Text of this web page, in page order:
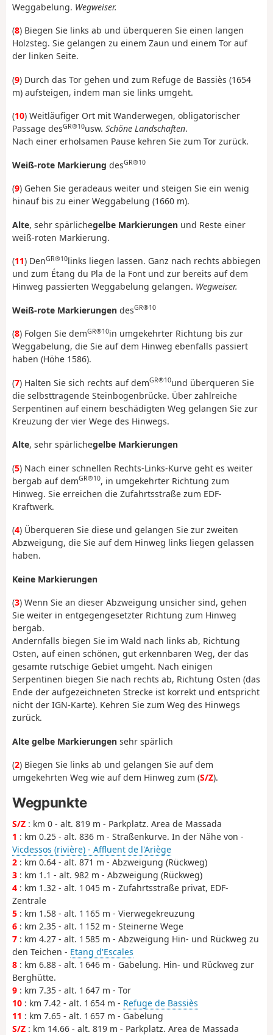
Weggabelung. Wegweiser.
(8) Biegen Sie links ab und überqueren Sie einen langen
Holzsteg. Sie gelangen zu einem Zaun und einem Tor auf
der linken Seite.
(9) Durch das Tor gehen und zum Refuge de Bassiès (1654
m) aufsteigen, indem man sie links umgeht.
(10) Weitläufiger Ort mit Wanderwegen, obligatorischer
Passage desGR®10usw. Schöne Landschaften.
Nach einer erholsamen Pause kehren Sie zum Tor zurück.
Weiß-rote Markierung desGR®10
(9) Gehen Sie geradeaus weiter und steigen Sie ein wenig
hinauf bis zu einer Weggabelung (1660 m).
Alte, sehr spärlichegelbe Markierungen und Reste einer
weiß-roten Markierung.
(11) DenGR®10links liegen lassen. Ganz nach rechts abbiegen
und zum Étang du Pla de la Font und zur bereits auf dem
Hinweg passierten Weggabelung gelangen. Wegweiser.
Weiß-rote Markierungen desGR®10
(8) Folgen Sie demGR®10in umgekehrter Richtung bis zur
Weggabelung, die Sie auf dem Hinweg ebenfalls passiert
haben (Höhe 1586).
(7) Halten Sie sich rechts auf demGR®10und überqueren Sie
die selbsttragende Steinbogenbrücke. Über zahlreiche
Serpentinen auf einem beschädigten Weg gelangen Sie zur
Kreuzung der vier Wege des Hinwegs.
Alte, sehr spärlichegelbe Markierungen
(5) Nach einer schnellen Rechts-Links-Kurve geht es weiter
bergab auf demGR®10, in umgekehrter Richtung zum
Hinweg. Sie erreichen die Zufahrtsstraße zum EDF-
Kraftwerk.
(4) Überqueren Sie diese und gelangen Sie zur zweiten
Abzweigung, die Sie auf dem Hinweg links liegen gelassen
haben.
Keine Markierungen
(3) Wenn Sie an dieser Abzweigung unsicher sind, gehen
Sie weiter in entgegengesetzter Richtung zum Hinweg
bergab.
Andernfalls biegen Sie im Wald nach links ab, Richtung
Osten, auf einen schönen, gut erkennbaren Weg, der das
gesamte rutschige Gebiet umgeht. Nach einigen
Serpentinen biegen Sie nach rechts ab, Richtung Osten (das
Ende der aufgezeichneten Strecke ist korrekt und entspricht
nicht der IGN-Karte). Kehren Sie zum Weg des Hinwegs
zurück.
Alte gelbe Markierungen sehr spärlich
(2) Biegen Sie links ab und gelangen Sie auf dem
umgekehrten Weg wie auf dem Hinweg zum (S/Z).
Wegpunkte
S/Z : km 0 - alt. 819 m - Parkplatz. Area de Massada
1 : km 0.25 - alt. 836 m - Straßenkurve. In der Nähe von -
Vicdessos (rivière) - Affluent de l'Ariège
2 : km 0.64 - alt. 871 m - Abzweigung (Rückweg)
3 : km 1.1 - alt. 982 m - Abzweigung (Rückweg)
4 : km 1.32 - alt. 1 045 m - Zufahrtsstraße privat, EDF-
Zentrale
5 : km 1.58 - alt. 1 165 m - Vierwegekreuzung
6 : km 2.35 - alt. 1 152 m - Steinerne Wege
7 : km 4.27 - alt. 1 585 m - Abzweigung Hin- und Rückweg zu
den Teichen - Etang d'Escales
8 : km 6.88 - alt. 1 646 m - Gabelung. Hin- und Rückweg zur
Berghütte.
9 : km 7.35 - alt. 1 647 m - Tor
10 : km 7.42 - alt. 1 654 m - Refuge de Bassiès
11 : km 7.65 - alt. 1 657 m - Gabelung
S/Z : km 14.66 - alt. 819 m - Parkplatz. Area de Massada